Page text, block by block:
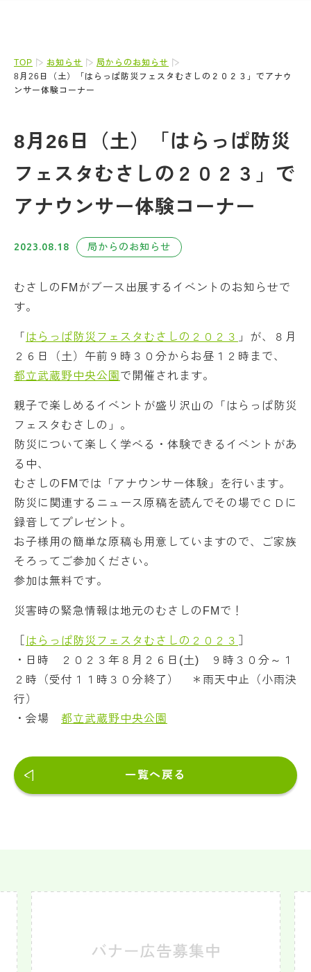
TOP お知らせ
局からのお知らせ
8月26日（土）「はらっぱ防災フェスタむさしの２０２３」でアナウ
ンサー体験コーナー
8月26日（土）「はらっぱ防災
フェスタむさしの２０２３」で
アナウンサー体験コーナー
2023.08.18 局からのお知らせ
むさしのFMがブース出展するイベントのお知らせで
す。
「 はらっぱ防災フェスタむさしの２０２３ 」が、８月
２６日（土）午前９時３０分からお昼１２時まで、
都立武蔵野中央公園 で開催されます。
親子で楽しめるイベントが盛り沢山の「はらっぱ防災
フェスタむさしの」。
防災について楽しく学べる・体験できるイベントがあ
る中、
むさしのFMでは「アナウンサー体験」を行います。
防災に関連するニュース原稿を読んでその場でＣＤに
録音してプレゼント。
お子様用の簡単な原稿も用意していますので、ご家族
そろってご参加ください。
参加は無料です。
災害時の緊急情報は地元のむさしのFMで！
はらっぱ防災フェスタむさしの２０２３
・日時 ２０２３年８月２６日(土) ９時３０分～１
２時（受付１１時３０分終了） ＊雨天中止（小雨決
行）
・会場 都立武蔵野中央公園
一覧へ戻る